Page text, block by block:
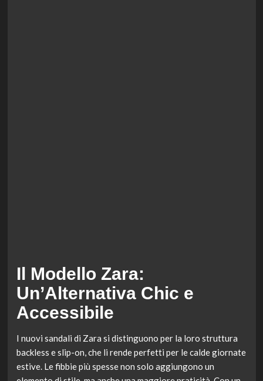
Il Modello Zara:
Un’Alternativa Chic e
Accessibile
I nuovi sandali di Zara si distinguono per la loro struttura
backless e slip-on, che li rende perfetti per le calde giornate
estive. Le fibbie più spesse non solo aggiungono un